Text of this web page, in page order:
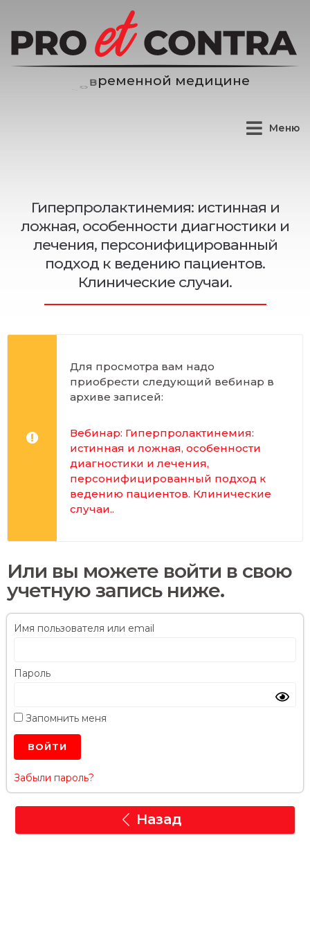
е менной медицине
Меню
Гиперпролактинемия: истинная и
ложная, особенности диагностики и
лечения, персонифицированный
подход к ведению пациентов.
Клинические случаи.
Для просмотра вам надо
приобрести следующий вебинар в
архиве записей:
Вебинар: Гиперпролактинемия:
истинная и ложная, особенности
диагностики и лечения,
персонифицированный подход к
ведению пациентов. Клинические
случаи..
Или вы можете войти в свою
учетную запись ниже.
Имя пользователя или email
Пароль
Запомнить меня
Забыли пароль?
Назад